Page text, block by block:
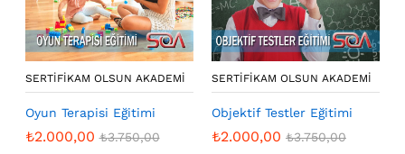
SERTIFIKAM OLSUN AKADEMI
Oyun Terapisi Eğitimi
₺2.000,00 ₺3.750,00
SERTIFIKAM OLSUN AKADEMI
Objektif Testler Eğitimi
₺2.000,00 ₺3.750,00